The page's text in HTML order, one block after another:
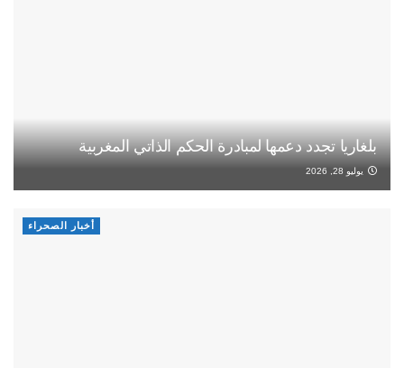
بلغاريا تجدد دعمها لمبادرة الحكم الذاتي المغربية
يوليو 28, 2026
أخبار الصحراء